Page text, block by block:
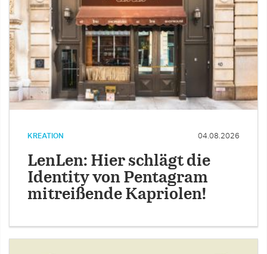
KREATION 04.08.2026
LenLen: Hier schlägt die
Identity von Pentagram
mitreißende Kapriolen!